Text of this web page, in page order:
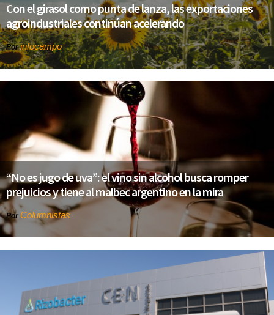
Con el girasol como punta de lanza, las exportaciones
agroindustriales continúan acelerando
Porinfocampo
“No es jugo de uva”: el vino sin alcohol busca romper
prejuicios y tiene al malbec argentino en la mira
Por Columnistas